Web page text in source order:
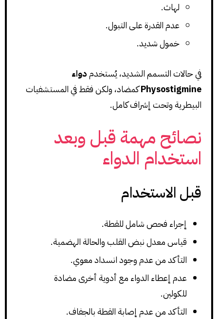
لهاث.
عدم القدرة على التبول.
خمول شديد.
في حالات التسمم الشديد، يُستخدمدواء
Physostigmineكمضاد، ولكن فقط في المستشفيات
البيطرية وتحت إشراف كامل.
نصائح مهمة قبل وبعد
استخدام الدواء
قبل الاستخدام
إجراء فحص شامل للقطة.
قياس معدل نبض القلب والحالة الهضمية.
التأكد من عدم وجود انسداد معوي.
عدم إعطاء الدواء مع أدوية أخرى مضادة
للكولين.
التأكد من عدم إصابة القطة بالجفاف.